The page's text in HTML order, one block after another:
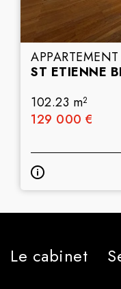
ST ETIENNE
102.23 m2
129 000 €
Le cabinet